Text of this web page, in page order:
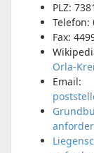
PLZ: 7381
Telefon:
Fax:
Orla-
Email: